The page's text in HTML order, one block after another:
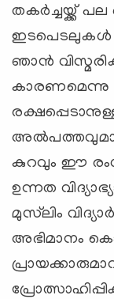
തകര്‍ച്ചയ്ക്ക്
ഇടപെടലുകള്‍
ഞാന്‍
കുറവും ഈ
ഉന്നത
മുസ്‌ലിം
അഭിമാനം